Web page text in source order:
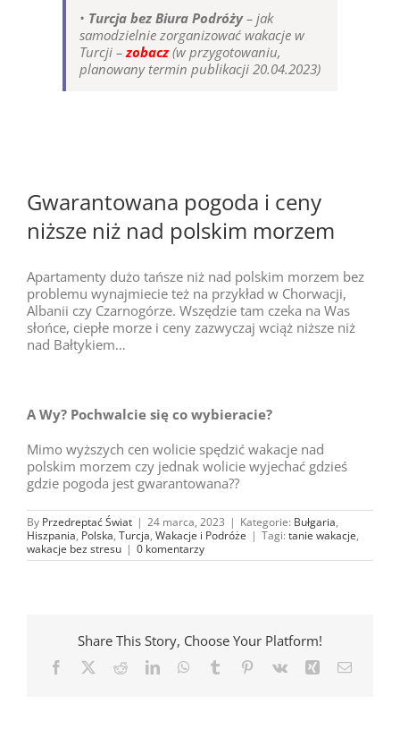
• Turcja bez Biura Podróży– jak
samodzielnie zorganizować wakacje w
Turcji – zobacz (w przygotowaniu,
planowany termin publikacji 20.04.2023)
Gwarantowana pogoda i ceny
niższe niż nad polskim morzem
Apartamenty dużo tańsze niż nad polskim morzem bez
problemu wynajmiecie też na przykład w Chorwacji,
Albanii czy Czarnogórze. Wszędzie tam czeka na Was
słońce, ciepłe morze i ceny zazwyczaj wciąż niższe niż
nad Bałtykiem…
A Wy? Pochwalcie się co wybieracie?
Mimo wyższych cen wolicie spędzić wakacje nad
polskim morzem czy jednak wolicie wyjechać gdzieś
gdzie pogoda jest gwarantowana??
By Przedreptać Świat | 24 marca, 2023 | Kategorie: Bułgaria,
Hiszpania, Polska, Turcja, Wakacje i Podróże | Tagi: tanie wakacje,
wakacje bez stresu | 0 komentarzy
Share This Story, Choose Your Platform!
Facebook RedditLinkedInWhatsApp
Tumblr Pinterest
Vk Xing Email